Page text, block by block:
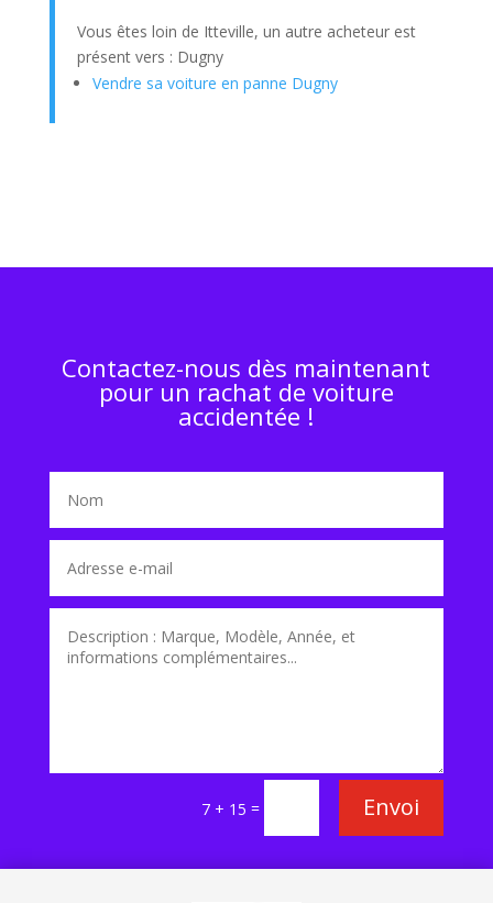
Vous êtes loin de Itteville, un autre acheteur est
présent vers : Dugny
Vendre sa voiture en panne Dugny
Contactez-nous dès maintenant
pour un rachat de voiture
accidentée !
7 + 15 = Envoi